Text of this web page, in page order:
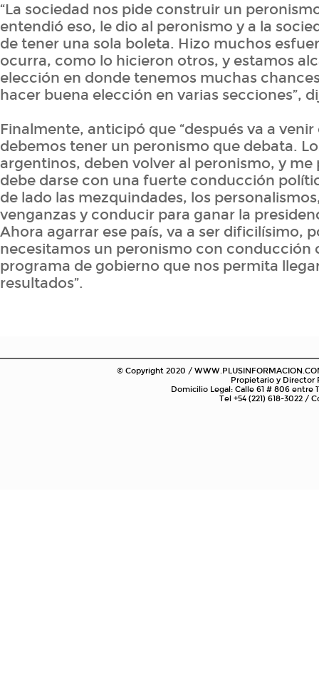
“La sociedad nos pide construir un
entendió eso, le dio al peronismo y a la
de tener una sola boleta. Hizo muchos
ocurra, como lo hicieron otros, y estamos
elección en donde tenemos muchas
hacer buena elección en varias secciones”,
Finalmente, anticipó que “después va a
debemos tener un peronismo que debata.
argentinos, deben volver al peronismo, y me
debe darse con una fuerte conducción
de lado las mezquindades, los
venganzas y conducir para ganar la
Ahora agarrar ese país, va a ser dificilísimo,
necesitamos un peronismo con conducción
programa de gobierno que nos permita
resultados”.
© Copyright 2020 /
Propietario y Director
Domicilio Legal: Calle 61 # 806 entre
Tel +54 (221) 618-3022 /